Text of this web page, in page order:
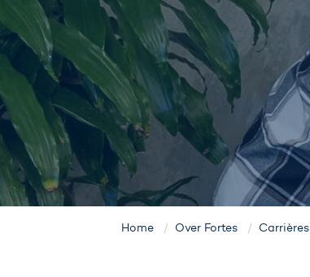
Home Over Fortes Carrières